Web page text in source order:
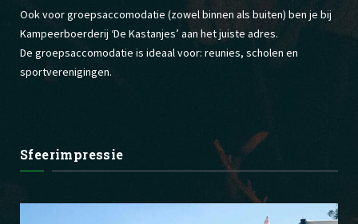
Ook voor groepsaccomodatie (zowel binnen als buiten) ben je bij
Kampeerboerderij ‘De Kastanjes’ aan het juiste adres.
De groepsaccomodatie is ideaal voor: reunies, scholen en
sportverenigingen.
Sfeerimpressie